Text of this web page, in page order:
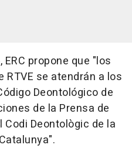
propone que "los
se atendrán a los
Deontológico de
de la Prensa de
Codi Deontològic de la